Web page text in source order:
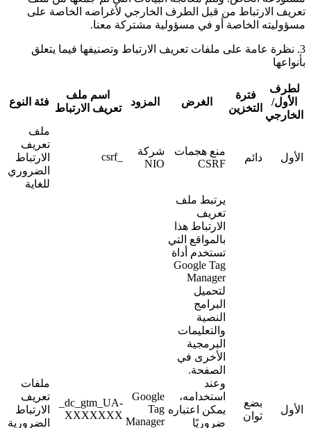
تعريف الارتباط من قبل الطرف الخارجي لأغراضه الخاصة على
مسؤوليته الخاصة أو في مسؤولية مشتركة معنا.
3. نظرة عامة على ملفات تعريف الارتباط وتصنيفها فيما يتعلق
بأنواعها
لطرف
الأول/
الخارجي
فترة
التخزين
الغرض المزود
اسم ملف
تعريف الارتباط
فئة النوع
الأول دائم
منع هجمات
CSRF
شركة
NIO
_csrf
ملف
تعريف
الارتباط
الضروري
للغاية
الأول
بضع
ثوان
يرتبط ملف
تعريف
الارتباط هذا
بالمواقع التي
تستخدم أداة
Google Tag
Manager
لتحميل
البرامج
النصية
والتعليمات
البرمجية
الأخرى في
الصفحة.
وعند
استخدامه،
يمكن اعتباره
ضروريًا
Google
Tag
Manager
‎_dc_gtm_UA-
XXXXXXX
ملفات
تعريف
الارتباط
الضرورية